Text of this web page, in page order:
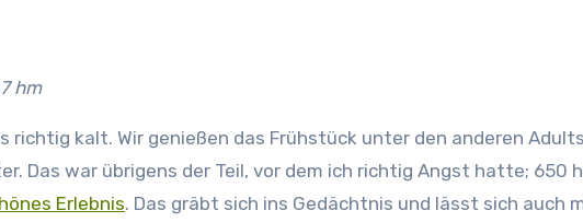
hm
richtig kalt. Wir genießen das Frühstück unter den anderen
Das war übrigens der Teil, vor dem ich richtig Angst hatte; 650
Erlebnis. Das gräbt sich ins Gedächtnis und lässt sich auch